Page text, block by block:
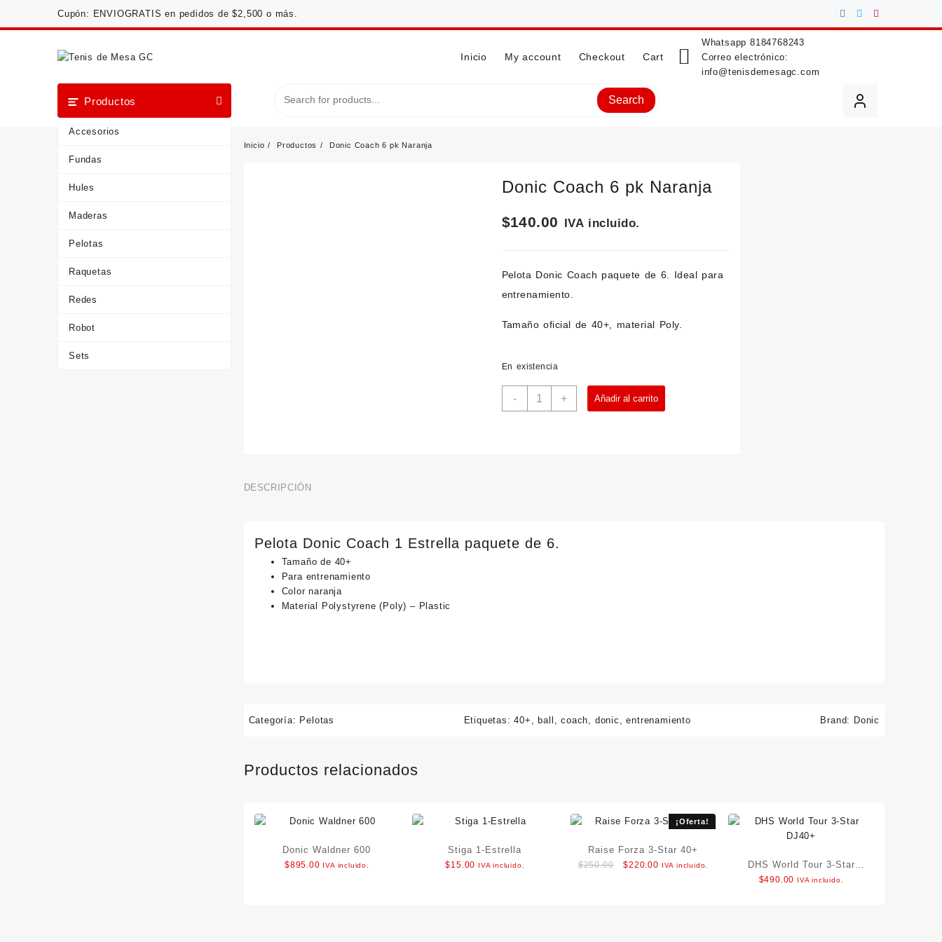
Cupón: ENVIOGRATIS en pedidos de $2,500 o más.
Inicio My account Checkout Cart
Whatsapp 8184768243
Correo electrónico:
info@tenisdemesagc.com
Productos
Accesorios
Fundas
Hules
Maderas
Pelotas
Raquetas
Redes
Robot
Sets
Search
Inicio Productos Donic Coach 6 pk Naranja
Donic Coach 6 pk Naranja
$140.00 IVA incluido.
Pelota Donic Coach paquete de 6. Ideal para
entrenamiento.
Tamaño oficial de 40+, material Poly.
En existencia
-
Donic
+ Añadir al carrito
DESCRIPCIÓN
Pelota Donic Coach 1 Estrella paquete de 6.
Tamaño de 40+
Para entrenamiento
Color naranja
Material Polystyrene (Poly) – Plastic
Categoría: Pelotas Etiquetas:40+ ,ball ,coach donic ,entrenamiento Brand: Donic
Productos relacionados
Donic Waldner 600
$895.00 IVA incluido.
Stiga 1-Estrella
$15.00 IVA incluido.
¡Oferta!
Raise Forza 3-Star 40+
$250.00
Original
$220.00Current
IVA incluido.
DHS World Tour 3-Star
DJ40+
$490.00 IVA incluido.